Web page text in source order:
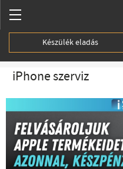
Készülék eladás
iPhone szerviz